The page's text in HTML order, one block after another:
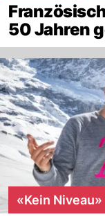
50 Jahren
«Kein Niveau»